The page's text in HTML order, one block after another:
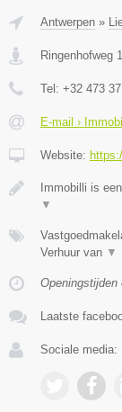
Antwerpen »
Ringenhofweg
Tel: +32 473
E-mail ›
Website:
Immobilli is
▼
Verhuur van ▼
Openingstijden
Laatste
Sociale media: